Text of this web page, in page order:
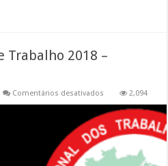
Trabalho 2018 –
Comentários desativados
Coletiva
Trabalho
2018
Terceirizados
2,094